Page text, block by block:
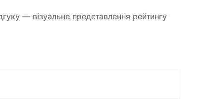
— візуальне представлення рейтингу